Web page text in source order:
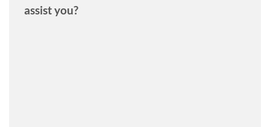
assist you?